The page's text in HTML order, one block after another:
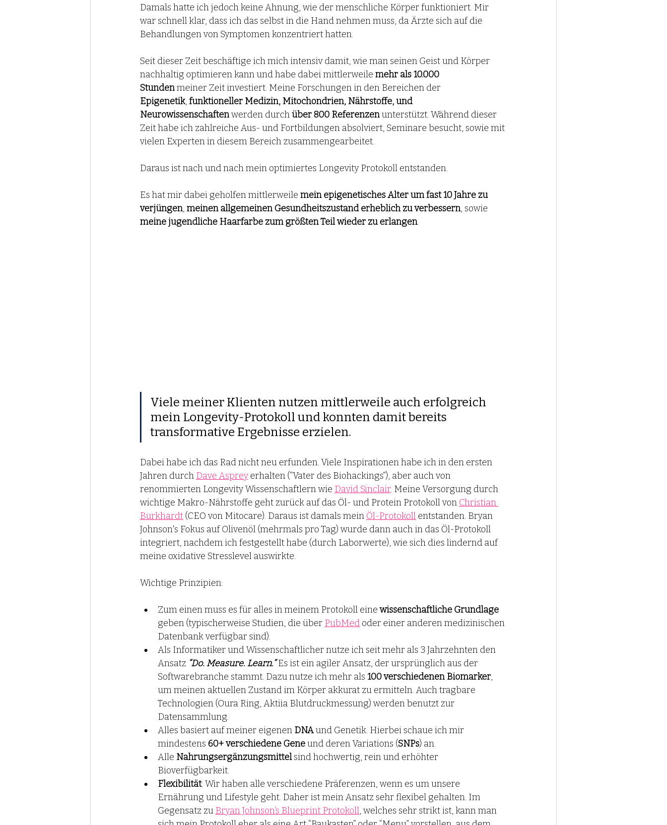
Damals hatte ich jedoch keine Ahnung, wie der menschliche Körper funktioniert. Mir
war schnell klar, dass ich das selbst in die Hand nehmen muss, da Ärzte sich auf die
Behandlungen von Symptomen konzentriert hatten.
Seit dieser Zeit beschäftige ich mich intensiv damit, wie man seinen Geist und Körper
nachhaltig optimieren kann und habe dabei mittlerweile mehr als 10.000
Stunden meiner Zeit investiert. Meine Forschungen in den Bereichen der
Epigenetik, funktioneller Medizin, Mitochondrien, Nährstoffe, und
Neurowissenschaften werden durch über 800 Referenzen unterstützt. Während dieser
Zeit habe ich zahlreiche Aus- und Fortbildungen absolviert, Seminare besucht, sowie mit
vielen Experten in diesem Bereich zusammengearbeitet.
Daraus ist nach und nach mein optimiertes Longevity Protokoll entstanden.
Es hat mir dabei geholfen mittlerweile mein epigenetisches Alter um fast 10 Jahre zu
verjüngen, meinen allgemeinen Gesundheitszustand erheblich zu verbessern, sowie
meine jugendliche Haarfarbe zum größten Teil wieder zu erlangen.
Viele meiner Klienten nutzen mittlerweile auch erfolgreich
mein Longevity-Protokoll und konnten damit bereits
transformative Ergebnisse erzielen.
Dabei habe ich das Rad nicht neu erfunden. Viele Inspirationen habe ich in den ersten
Jahren durch Dave Asprey erhalten (“Vater des Biohackings”), aber auch von
renommierten Longevity Wissenschaftlern wie David Sinclair. Meine Versorgung durch
wichtige Makro-Nährstoffe geht zurück auf das Öl- und Protein Protokoll von Christian
Burkhardt (CEO von Mitocare). Daraus ist damals mein Öl-Protokoll entstanden. Bryan
Johnson's Fokus auf Olivenöl (mehrmals pro Tag) wurde dann auch in das Öl-Protokoll
integriert, nachdem ich festgestellt habe (durch Laborwerte), wie sich dies lindernd auf
meine oxidative Stresslevel auswirkte.
Wichtige Prinzipien:
Zum einen muss es für alles in meinem Protokoll eine wissenschaftliche Grundlage
geben (typischerweise Studien, die über PubMed oder einer anderen medizinischen
Datenbank verfügbar sind).
Als Informatiker und Wissenschaftlicher nutze ich seit mehr als 3 Jahrzehnten den
Ansatz “Do. Measure. Learn.” Es ist ein agiler Ansatz, der ursprünglich aus der
Softwarebranche stammt. Dazu nutze ich mehr als 100 verschiedenen Biomarker,
um meinen aktuellen Zustand im Körper akkurat zu ermitteln. Auch tragbare
Technologien (Oura Ring, Aktiia Blutdruckmessung) werden benutzt zur
Datensammlung.
Alles basiert auf meiner eigenen DNA und Genetik. Hierbei schaue ich mir
mindestens 60+ verschiedene Gene und deren Variations (SNPs) an.
Alle Nahrungsergänzungsmittel sind hochwertig, rein und erhöhter
Bioverfügbarkeit.
Flexibilität: Wir haben alle verschiedene Präferenzen, wenn es um unsere
Ernährung und Lifestyle geht. Daher ist mein Ansatz sehr flexibel gehalten. Im
Gegensatz zu Bryan Johnson’s Blueprint Protokoll, welches sehr strikt ist, kann man